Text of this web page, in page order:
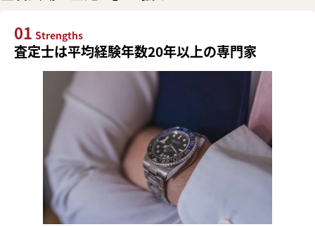
01 Strengths
査定士は平均経験年数20年以上の専門家